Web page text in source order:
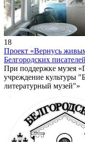
18
Проект «Вернусь
Белгородских
При поддержке музея
учреждение культуры
литературный музей"»